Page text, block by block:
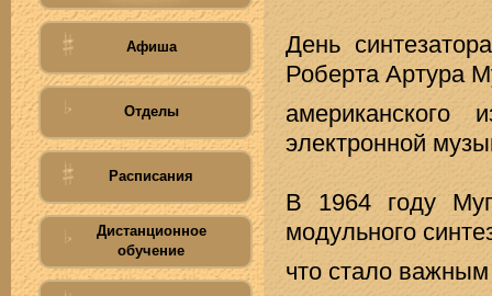
Афиша
Отделы
Расписания
Дистанционное
обучение
День
Роберта Артура
американского
электронной
В 1964 году
модульного
что стало